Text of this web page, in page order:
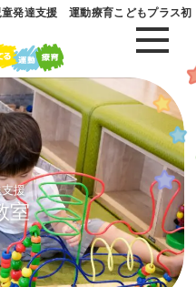
発達支援 運動療育こどもプラス初
援
室